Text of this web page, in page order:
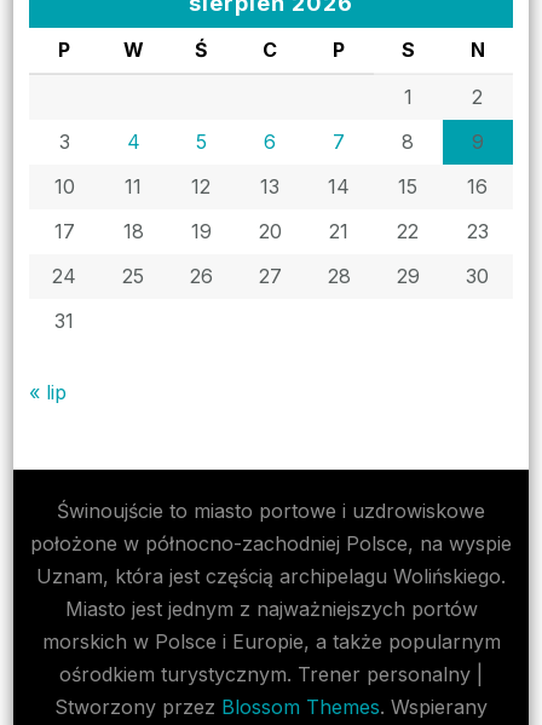
P W Ś C P S
N
1
2
3
4 5 6 7 8
9
10
11 12 13 14 15
16
17
18 19 20 21 22
23
24
25 26 27 28 29
30
31
« lip
Świnoujście to miasto portowe i uzdrowiskowe
położone w północno-zachodniej Polsce, na wyspie
Uznam, która jest częścią archipelagu Wolińskiego.
Miasto jest jednym z najważniejszych portów
morskich w Polsce i Europie, a także popularnym
ośrodkiem turystycznym. Trener personalny |
Stworzony przez Blossom Themes. Wspierany